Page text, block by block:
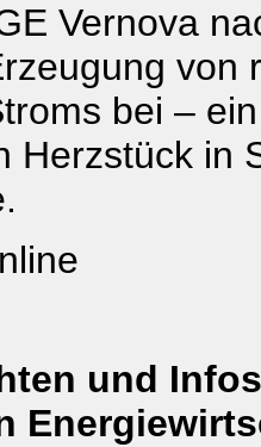
Vernova
von
bei –
Herzstück in
und